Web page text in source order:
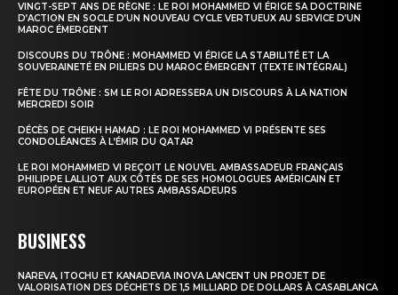
VINGT-SEPT ANS DE RÈGNE : LE ROI MOHAMMED VI ÉRIGE SA DOCTRINE
D’ACTION EN SOCLE D’UN NOUVEAU CYCLE VERTUEUX AU SERVICE D’UN
MAROC ÉMERGENT
DISCOURS DU TRÔNE : MOHAMMED VI ÉRIGE LA STABILITÉ ET LA
SOUVERAINETÉ EN PILIERS DU MAROC ÉMERGENT (TEXTE INTÉGRAL)
FÊTE DU TRÔNE : SM LE ROI ADRESSERA UN DISCOURS À LA NATION
MERCREDI SOIR
DÉCÈS DE CHEIKH HAMAD : LE ROI MOHAMMED VI PRÉSENTE SES
CONDOLÉANCES À L’ÉMIR DU QATAR
LE ROI MOHAMMED VI REÇOIT LE NOUVEL AMBASSADEUR FRANÇAIS
PHILIPPE LALLIOT AUX CÔTÉS DE SES HOMOLOGUES AMÉRICAIN ET
EUROPÉEN ET NEUF AUTRES AMBASSADEURS
BUSINESS
NAREVA, ITOCHU ET KANADEVIA INOVA LANCENT UN PROJET DE
VALORISATION DES DÉCHETS DE 1,5 MILLIARD DE DOLLARS À CASABLANCA